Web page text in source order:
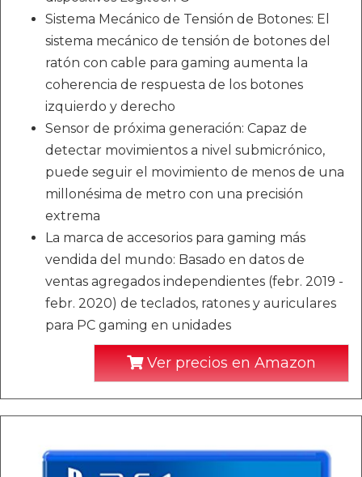
Sistema Mecánico de Tensión de Botones: El
sistema mecánico de tensión de botones del
ratón con cable para gaming aumenta la
coherencia de respuesta de los botones
izquierdo y derecho
Sensor de próxima generación: Capaz de
detectar movimientos a nivel submicrónico,
puede seguir el movimiento de menos de una
millonésima de metro con una precisión
extrema
La marca de accesorios para gaming más
vendida del mundo: Basado en datos de
ventas agregados independientes (febr. 2019 -
febr. 2020) de teclados, ratones y auriculares
para PC gaming en unidades
Ver precios en Amazon